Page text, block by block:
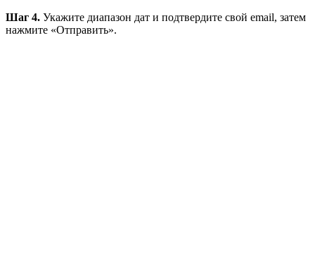
Шаг 4. Укажите диапазон дат и подтвердите свой email, затем
нажмите «Отправить».